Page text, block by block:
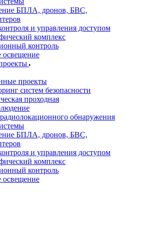
БПЛА, дронов, БВС,
и управления доступом
комплекс
контроль
освещение
проекты
систем безопасности
проходная
обнаружения
БПЛА, дронов, БВС,
и управления доступом
комплекс
контроль
освещение